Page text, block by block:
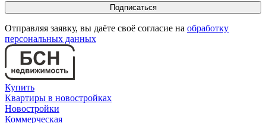
Отправляя заявку, вы даёте своё согласие на обработку
персональных данных
Купить
Квартиры в новостройках
Новостройки
Коммерческая